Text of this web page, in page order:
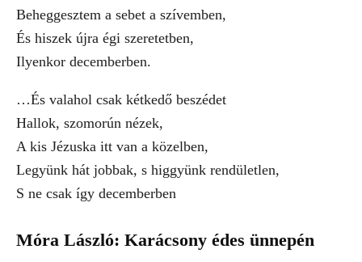
Beheggesztem a sebet a szívemben,
És hiszek újra égi szeretetben,
Ilyenkor decemberben.
…És valahol csak kétkedő beszédet
Hallok, szomorún nézek,
A kis Jézuska itt van a közelben,
Legyünk hát jobbak, s higgyünk rendületlen,
S ne csak így decemberben
Móra László: Karácsony édes ünnepén